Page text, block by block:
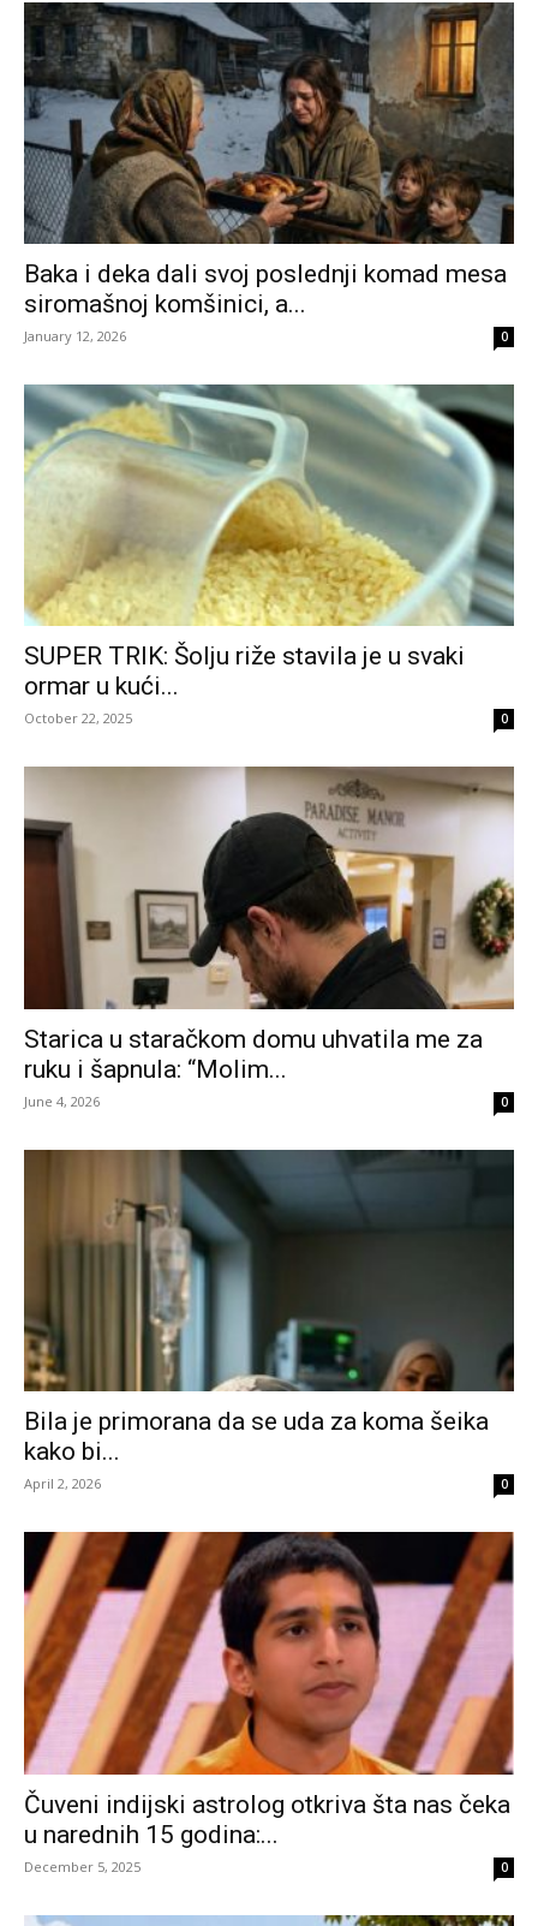
Baka i deka dali svoj poslednji komad mesa
siromašnoj komšinici, a...
January 12, 2026 0
SUPER TRIK: Šolju riže stavila je u svaki
ormar u kući...
October 22, 2025 0
Starica u staračkom domu uhvatila me za
ruku i šapnula: “Molim...
June 4, 2026 0
Bila je primorana da se uda za koma šeika
kako bi...
April 2, 2026 0
Čuveni indijski astrolog otkriva šta nas čeka
u narednih 15 godina:...
December 5, 2025 0